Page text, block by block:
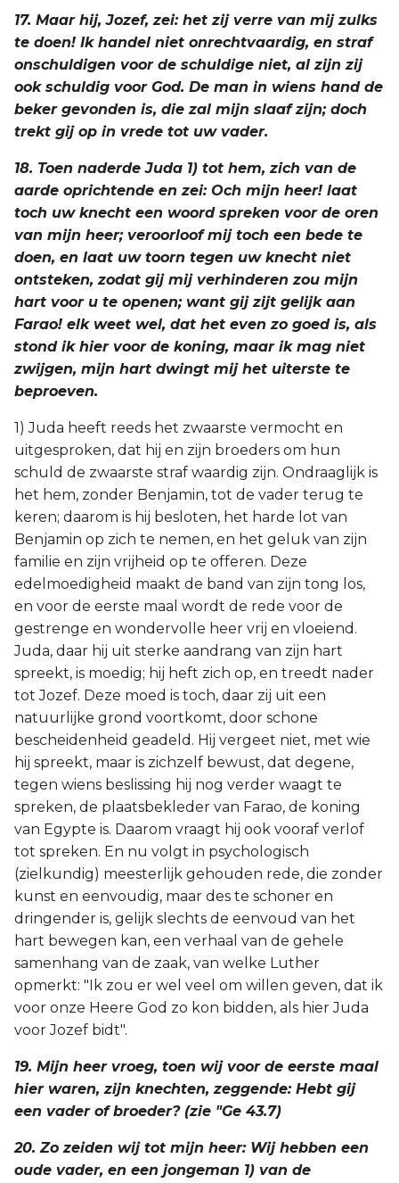
17. Maar hij, Jozef, zei: het zij verre van mij zulks
te doen! Ik handel niet onrechtvaardig, en straf
onschuldigen voor de schuldige niet, al zijn zij
ook schuldig voor God. De man in wiens hand de
beker gevonden is, die zal mijn slaaf zijn; doch
trekt gij op in vrede tot uw vader.
18. Toen naderde Juda 1) tot hem, zich van de
aarde oprichtende en zei: Och mijn heer! laat
toch uw knecht een woord spreken voor de oren
van mijn heer; veroorloof mij toch een bede te
doen, en laat uw toorn tegen uw knecht niet
ontsteken, zodat gij mij verhinderen zou mijn
hart voor u te openen; want gij zijt gelijk aan
Farao! elk weet wel, dat het even zo goed is, als
stond ik hier voor de koning, maar ik mag niet
zwijgen, mijn hart dwingt mij het uiterste te
beproeven.
1) Juda heeft reeds het zwaarste vermocht en
uitgesproken, dat hij en zijn broeders om hun
schuld de zwaarste straf waardig zijn. Ondraaglijk is
het hem, zonder Benjamin, tot de vader terug te
keren; daarom is hij besloten, het harde lot van
Benjamin op zich te nemen, en het geluk van zijn
familie en zijn vrijheid op te offeren. Deze
edelmoedigheid maakt de band van zijn tong los,
en voor de eerste maal wordt de rede voor de
gestrenge en wondervolle heer vrij en vloeiend.
Juda, daar hij uit sterke aandrang van zijn hart
spreekt, is moedig; hij heft zich op, en treedt nader
tot Jozef. Deze moed is toch, daar zij uit een
natuurlijke grond voortkomt, door schone
bescheidenheid geadeld. Hij vergeet niet, met wie
hij spreekt, maar is zichzelf bewust, dat degene,
tegen wiens beslissing hij nog verder waagt te
spreken, de plaatsbekleder van Farao, de koning
van Egypte is. Daarom vraagt hij ook vooraf verlof
tot spreken. En nu volgt in psychologisch
(zielkundig) meesterlijk gehouden rede, die zonder
kunst en eenvoudig, maar des te schoner en
dringender is, gelijk slechts de eenvoud van het
hart bewegen kan, een verhaal van de gehele
samenhang van de zaak, van welke Luther
opmerkt: "Ik zou er wel veel om willen geven, dat ik
voor onze Heere God zo kon bidden, als hier Juda
voor Jozef bidt".
19. Mijn heer vroeg, toen wij voor de eerste maal
hier waren, zijn knechten, zeggende: Hebt gij
een vader of broeder? (zie "Ge 43.7)
20. Zo zeiden wij tot mijn heer: Wij hebben een
oude vader, en een jongeman 1) van de